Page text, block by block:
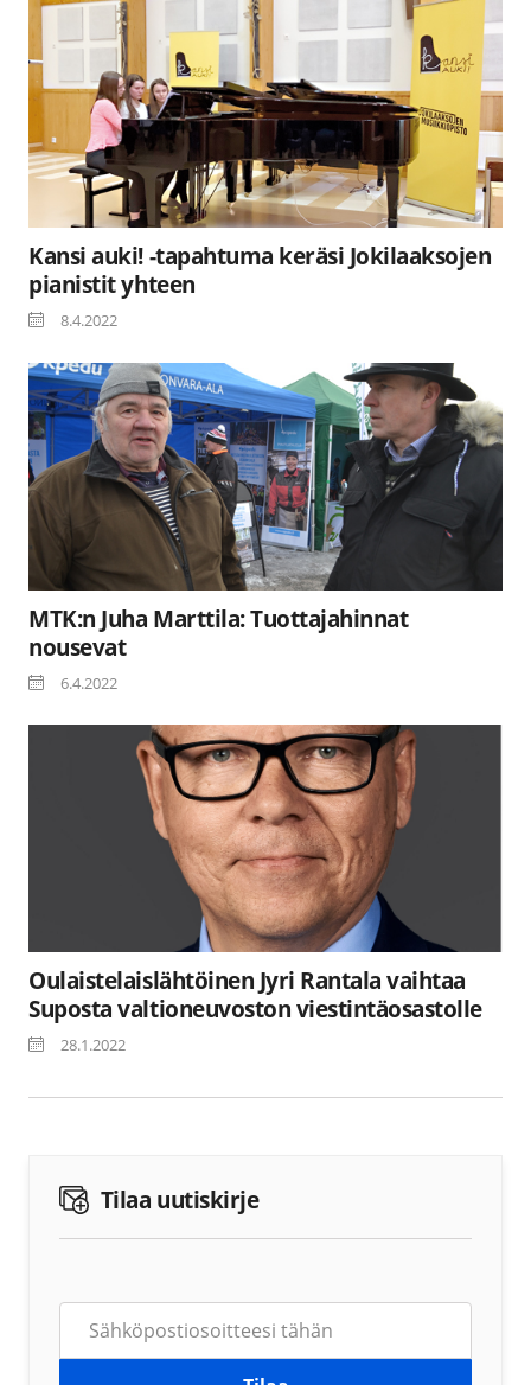
Kansi auki! -tapahtuma keräsi Jokilaaksojen
pianistit yhteen
8.4.2022
MTK:n Juha Marttila: Tuottajahinnat
nousevat
6.4.2022
Oulaistelaislähtöinen Jyri Rantala vaihtaa
Suposta valtioneuvoston viestintäosastolle
28.1.2022
Tilaa uutiskirje